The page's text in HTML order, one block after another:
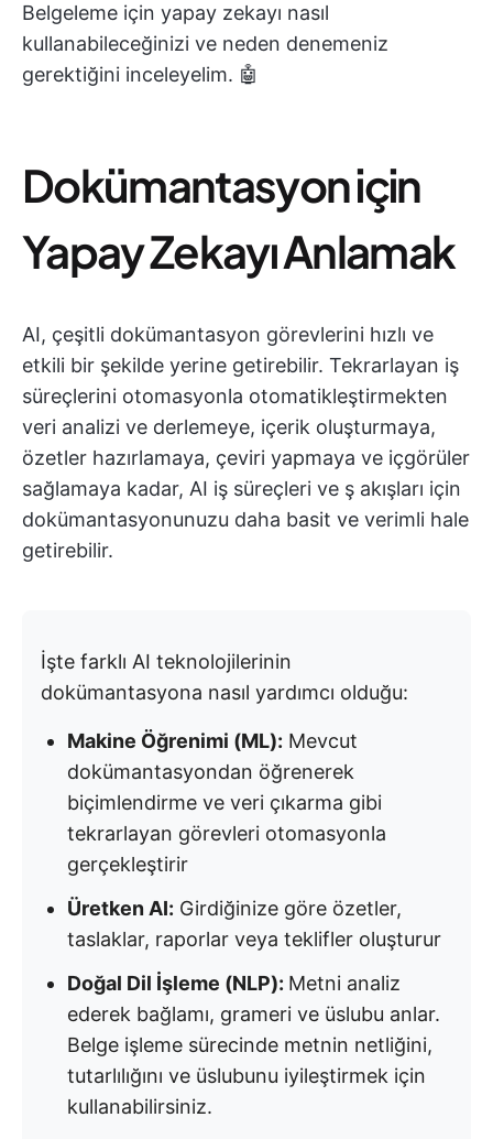
Belgeleme için yapay zekayı nasıl
kullanabileceğinizi ve neden denemeniz
gerektiğini inceleyelim. 🤖
Dokümantasyon için
Yapay Zekayı Anlamak
AI, çeşitli dokümantasyon görevlerini hızlı ve
etkili bir şekilde yerine getirebilir. Tekrarlayan iş
süreçlerini otomasyonla otomatikleştirmekten
veri analizi ve derlemeye, içerik oluşturmaya,
özetler hazırlamaya, çeviri yapmaya ve içgörüler
sağlamaya kadar, AI iş süreçleri ve ş akışları için
dokümantasyonunuzu daha basit ve verimli hale
getirebilir.
İşte farklı AI teknolojilerinin
dokümantasyona nasıl yardımcı olduğu:
Makine Öğrenimi (ML): Mevcut
dokümantasyondan öğrenerek
biçimlendirme ve veri çıkarma gibi
tekrarlayan görevleri otomasyonla
gerçekleştirir
Üretken AI: Girdiğinize göre özetler,
taslaklar, raporlar veya teklifler oluşturur
Doğal Dil İşleme (NLP): Metni analiz
ederek bağlamı, grameri ve üslubu anlar.
Belge işleme sürecinde metnin netliğini,
tutarlılığını ve üslubunu iyileştirmek için
kullanabilirsiniz.